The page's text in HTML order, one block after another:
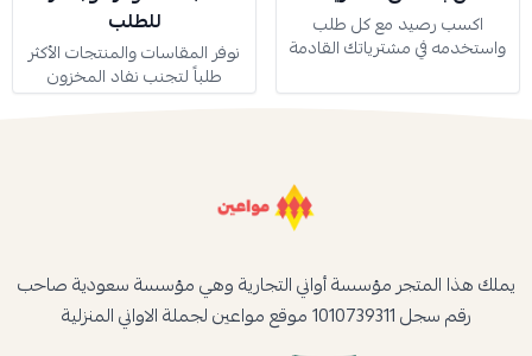
اكسب رصيد مع كل طلب
واستخدمه في مشترياتك القادمة
للطلب
نوفر المقاسات والمنتجات الأكثر
طلباً لتجنب نفاد المخزون
يملك هذا المتجر مؤسسة أواني التجارية وهي مؤسسة سعودية صاحب
رقم سجل 1010739311 موقع مواعين لجملة الاواني المنزلية